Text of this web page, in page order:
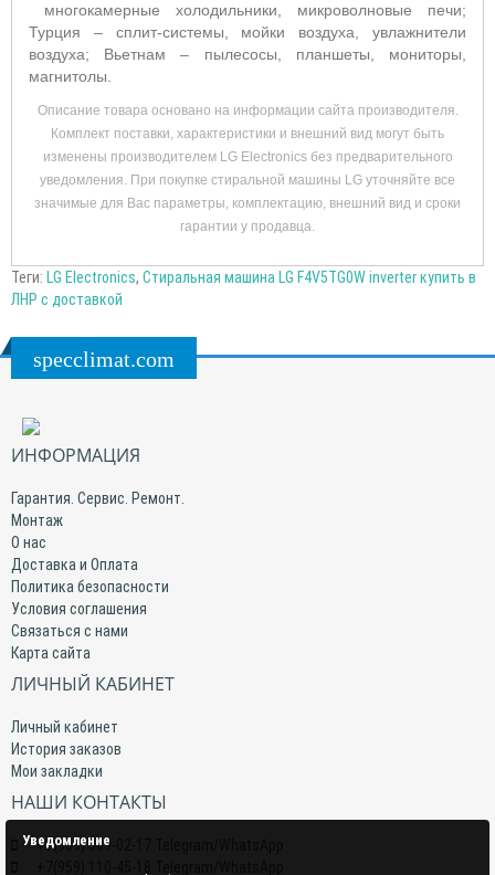
многокамерные холодильники, микроволновые печи;
Турция – сплит-системы, мойки воздуха, увлажнители
воздуха; Вьетнам –
пылесосы, планшеты, мониторы,
магнитолы.
Описание товара основано на информации сайта производителя.
Комплект поставки, характеристики и внешний вид могут быть
изменены производителем LG Electronics без предварительного
уведомления. При покупке стиральной машины LG уточняйте все
значимые для Вас параметры, комплектацию, внешний вид и сроки
гарантии у продавца.
Теги: LG Electronics, Стиральная машина LG F4V5TG0W inverter купить в
ЛНР с доставкой
specclimat.com
ИНФОРМАЦИЯ
Гарантия. Сервис. Ремонт.
Монтаж
О нас
Доставка и Оплата
Политика безопасности
Условия соглашения
Связаться с нами
Карта сайта
ЛИЧНЫЙ КАБИНЕТ
Личный кабинет
История заказов
Мои закладки
НАШИ КОНТАКТЫ
+7(959) 509-02-17 Telegram/WhatsApp
Уведомление